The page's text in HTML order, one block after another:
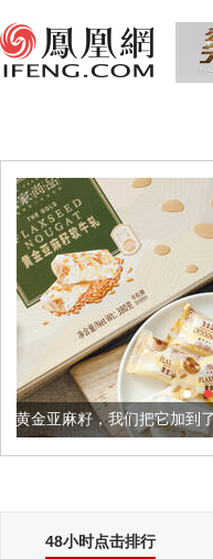
加到了牛轧糖里
48小时点击排行